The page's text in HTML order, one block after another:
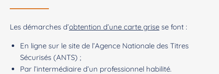
Les démarches d’obtention d’une carte grise se font :
En ligne sur le site de l’Agence Nationale des Titres
Sécurisés (ANTS) ;
Par l’intermédiaire d’un professionnel habilité.